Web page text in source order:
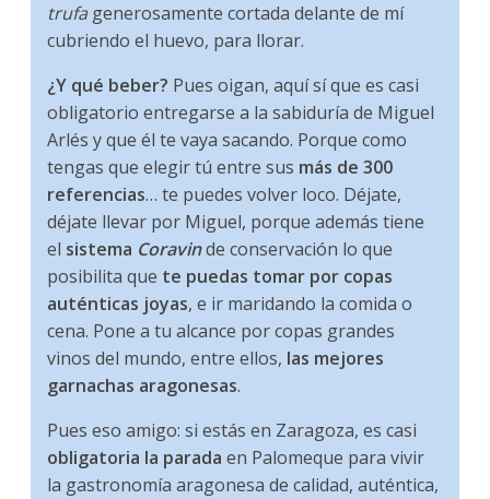
trufa generosamente cortada delante de mí
cubriendo el huevo, para llorar.
¿Y qué beber? Pues oigan, aquí sí que es casi
obligatorio entregarse a la sabiduría de Miguel
Arlés y que él te vaya sacando. Porque como
tengas que elegir tú entre sus más de 300
referencias… te puedes volver loco. Déjate,
déjate llevar por Miguel, porque además tiene
el sistema Coravinde conservación lo que
posibilita que te puedas tomar por copas
auténticas joyas, e ir maridando la comida o
cena. Pone a tu alcance por copas grandes
vinos del mundo, entre ellos, las mejores
garnachas aragonesas.
Pues eso amigo: si estás en Zaragoza, es casi
obligatoria la parada en Palomeque para vivir
la gastronomía aragonesa de calidad, auténtica,